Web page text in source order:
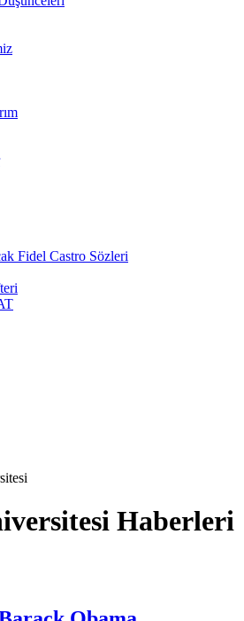
Fidel Castro Sözleri
Haberleri